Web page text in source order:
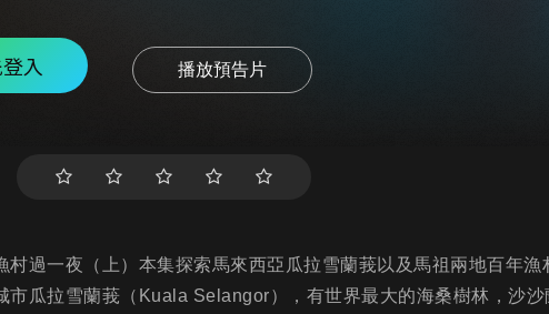
入 播放預告片
村過一夜（上）本集探索馬來西亞瓜拉雪蘭莪以及馬祖兩地百年
市瓜拉雪蘭莪（Kuala Selangor），有世界最大的海桑樹林，沙